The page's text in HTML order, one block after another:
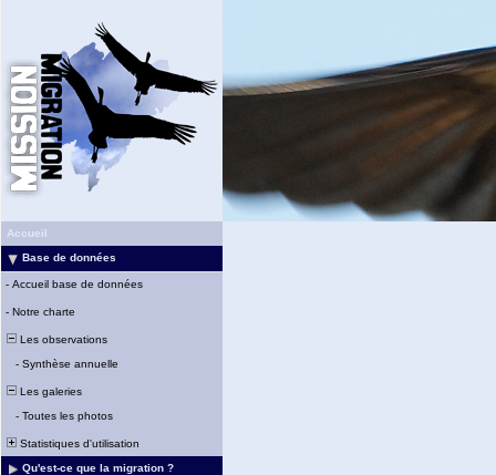
Accueil
Base de données
- Accueil base de données
- Notre charte
Les observations
- Synthèse annuelle
Les galeries
- Toutes les photos
Statistiques d'utilisation
Qu'est-ce que la migration ?